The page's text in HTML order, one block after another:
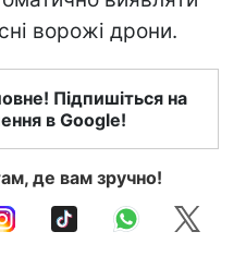
ворожі дрони.
Підпишіться на
в Google!
де вам зручно!